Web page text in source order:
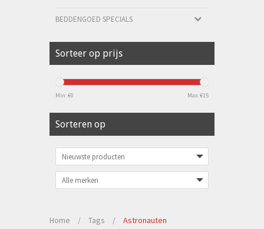
BEDDENGOED SPECIALS
Sorteer op prijs
Min: €0 Max: €15
Sorteren op
Home / Tags / Astronauten